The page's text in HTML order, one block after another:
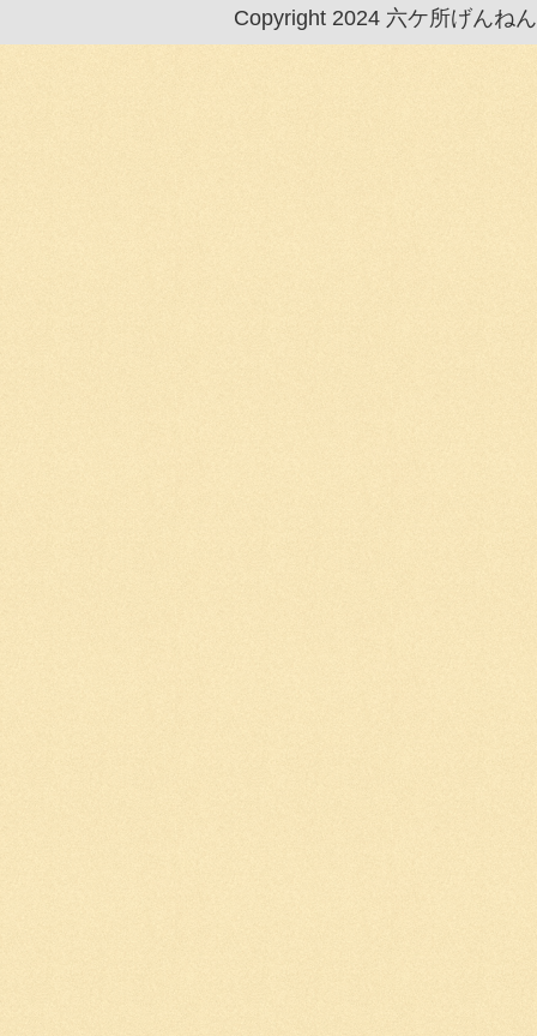
Copyright 2024 六ケ所げんね